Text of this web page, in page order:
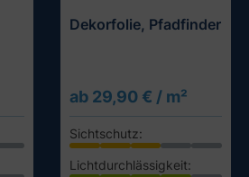
Dekorfolie, Pfadfinder
ab 29,90 € / m²
Sichtschutz:
Lichtdurchlässigkeit:
Muster testen